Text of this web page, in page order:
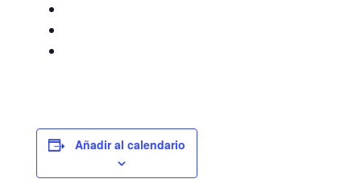
Añadir al calendario